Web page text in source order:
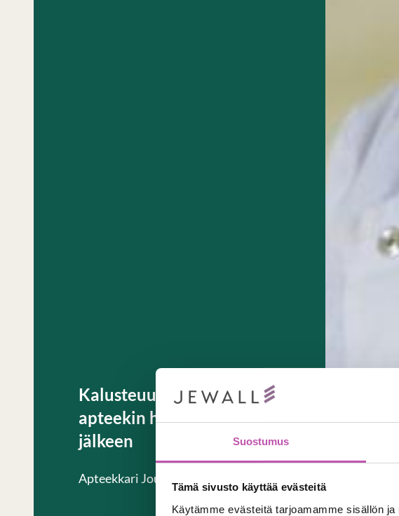
Suostumus
Tämä sivusto käyttää evästeitä
Käytämme evästeitä tarjoamamme sisällön
Kalusteuudistus heti
apteekin haltuunoton
jälkeen
Apteekkari Jouni Malin